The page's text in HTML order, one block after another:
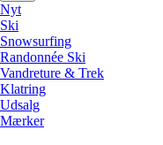
Nyt
Ski
Snowsurfing
Randonnée Ski
Vandreture & Trek
Klatring
Udsalg
Mærker